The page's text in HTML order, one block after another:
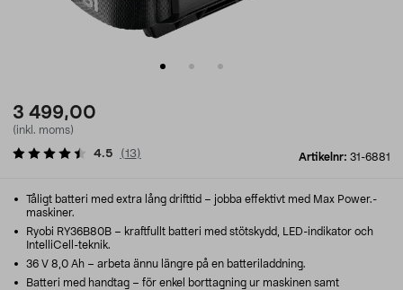
3 499,00
(inkl. moms)
Artikelnr: 31-6881
4.5 (13)
Tåligt batteri med extra lång drifttid – jobba effektivt med Max Power.-
maskiner.
Ryobi RY36B80B – kraftfullt batteri med stötskydd, LED-indikator och
IntelliCell-teknik.
36 V 8,0 Ah – arbeta ännu längre på en batteriladdning.
Batteri med handtag – för enkel borttagning ur maskinen samt